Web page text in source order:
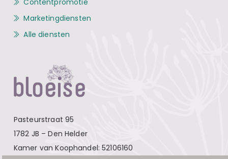
Pasteurstraat 95
1782 JB – Den Helder
Kamer van Koophandel: 52106160
Marketingdiensten
Alle diensten